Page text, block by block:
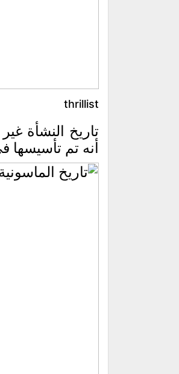
thrillist
تاريخ النشأة
أنه تم